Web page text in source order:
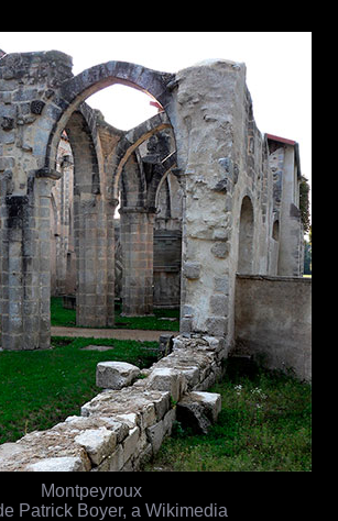
Montpeyroux
Patrick Boyer, a Wikimedia